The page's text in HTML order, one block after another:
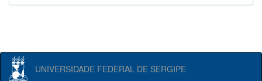
UNIVERSIDADE FEDERAL DE SERGIPE